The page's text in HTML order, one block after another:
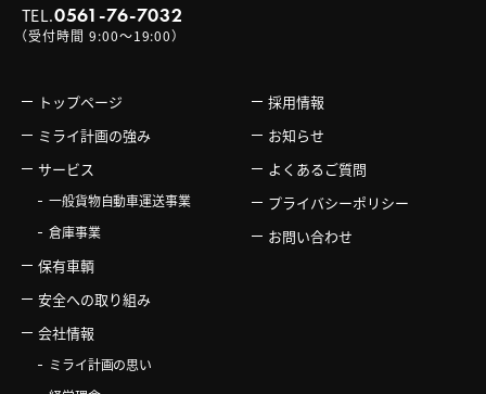
TEL.0561-76-7032
（受付時間 9:00〜19:00）
トップページ
ミライ計画の強み
サービス
一般貨物自動車運送事業
倉庫事業
保有車輌
安全への取り組み
会社情報
ミライ計画の思い
採用情報
お知らせ
よくあるご質問
プライバシーポリシー
お問い合わせ